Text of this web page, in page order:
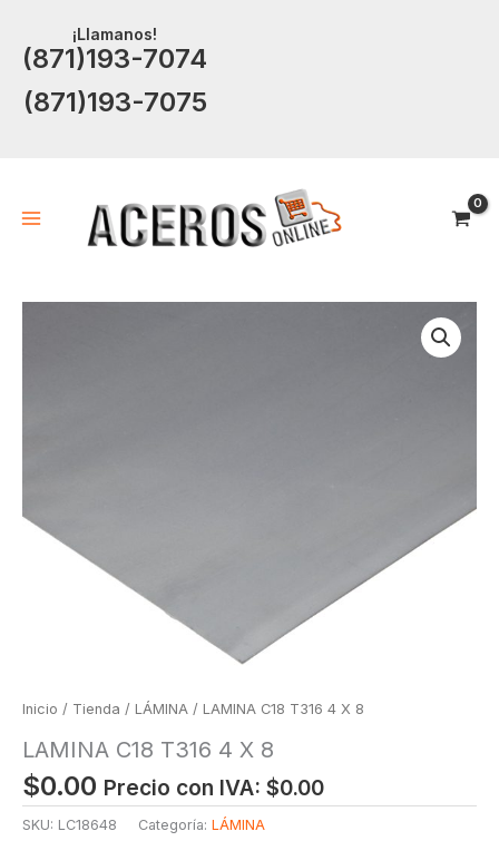
contenido
¡Llamanos!
(871)193-7074
(871)193-7075
Inicio / Tienda / LÁMINA / LAMINA C18 T316 4 X 8
LAMINA C18 T316 4 X 8
$0.00 Precio con IVA: $0.00
SKU: LC18648 Categoría: LÁMINA